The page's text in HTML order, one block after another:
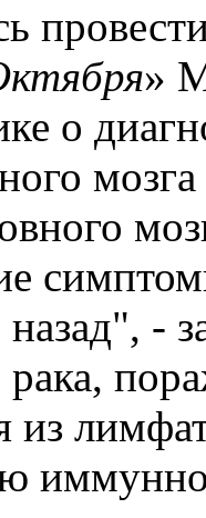
»
о
-
рака,